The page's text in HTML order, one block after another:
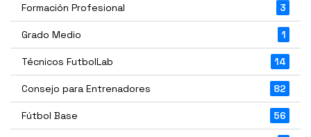
Formación Profesional 3
Grado Medio 1
Técnicos FutbolLab 14
Consejo para Entrenadores 82
Fútbol Base 56